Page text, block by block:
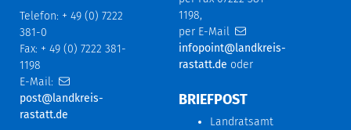
Telefon: + 49 (0) 7222
381-0
Fax: + 49 (0) 7222 381-
1198
E-Mail:
post@landkreis-
rastatt.de
1198,
per E-Mail
infopoint@landkreis-
rastatt.de oder
BRIEFPOST
Landratsamt